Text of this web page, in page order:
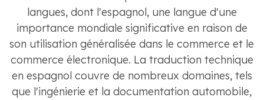
langues, dont l'espagnol, une langue d'une
importance mondiale significative en raison de
son utilisation généralisée dans le commerce et le
commerce électronique. La traduction technique
en espagnol couvre de nombreux domaines, tels
que l'ingénierie et la documentation automobile,